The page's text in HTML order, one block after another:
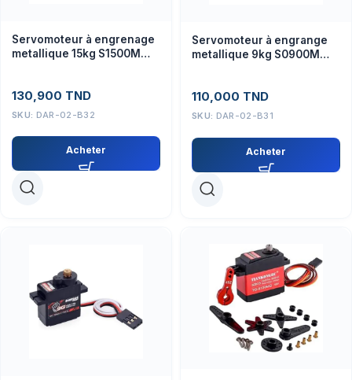
Servomoteur à engrenage
metallique 15kg S1500M
130,900 TND
SKU: DAR-02-B32
Acheter
Servomoteur à engrange
metallique 9kg S0900M
110,000 TND
SKU: DAR-02-B31
Acheter